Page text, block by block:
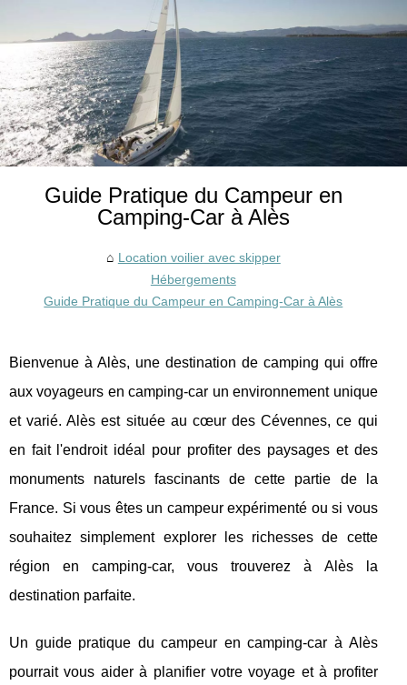
Guide Pratique du Campeur en
Camping-Car à Alès
Location voilier avec skipper
Hébergements
Guide Pratique du Campeur en Camping-Car à Alès
Bienvenue à Alès, une destination de camping qui offre
aux voyageurs en camping-car un environnement unique
et varié. Alès est située au cœur des Cévennes, ce qui
en fait l'endroit idéal pour profiter des paysages et des
monuments naturels fascinants de cette partie de la
France. Si vous êtes un campeur expérimenté ou si vous
souhaitez simplement explorer les richesses de cette
région en camping-car, vous trouverez à Alès la
destination parfaite.
Un guide pratique du campeur en camping-car à Alès
pourrait vous aider à planifier votre voyage et à profiter